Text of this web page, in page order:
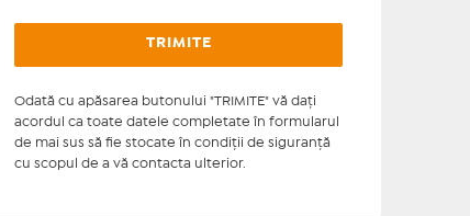
Odată cu apăsarea butonului "TRIMITE" vă daţi
acordul ca toate datele completate în formularul
de mai sus să fie stocate în condiţii de siguranţă
cu scopul de a vă contacta ulterior.